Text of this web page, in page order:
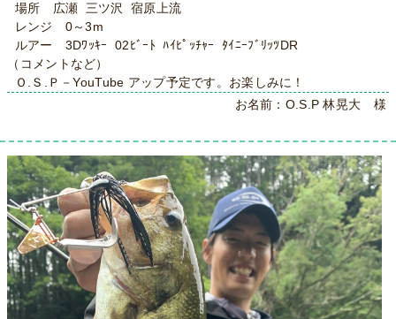
場所 広瀬 三ツ沢 宿原上流
レンジ 0～3m
ルアー 3Dﾜｯｷｰ 02ﾋﾞｰﾄ ﾊｲﾋﾟｯﾁｬｰ ﾀｲﾆｰﾌﾞﾘｯﾂDR
（コメントなど）
Ｏ.Ｓ.Ｐ－YouTube アップ予定です。お楽しみに！
お名前：O.S.P 林晃大 様